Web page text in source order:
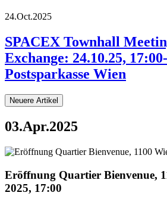
24.Oct.2025
SPACEX Townhall
Exchange: 24.10.25,
Postsparkasse Wien
Neuere Artikel
03.Apr.2025
Eröffnung Quartier Bienvenue,
2025, 17:00